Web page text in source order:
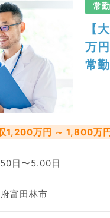
常
【
万
常
1,200万円 ～ 1,800万
日〜5.00日
富田林市